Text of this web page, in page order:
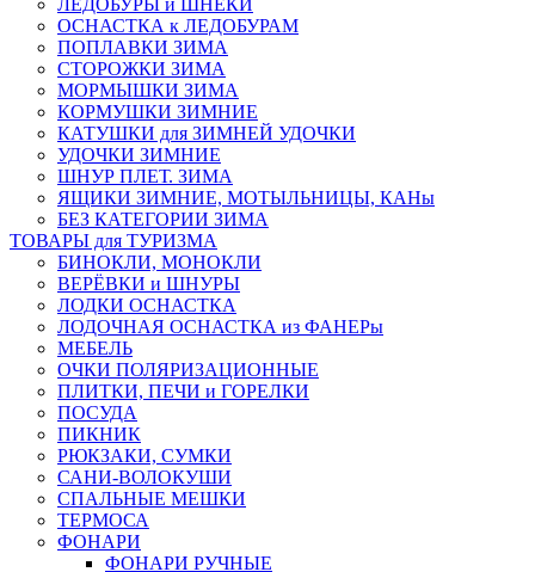
ЛЕДОБУРЫ и ШНЕКИ
ОСНАСТКА к ЛЕДОБУРАМ
ПОПЛАВКИ ЗИМА
СТОРОЖКИ ЗИМА
МОРМЫШКИ ЗИМА
КОРМУШКИ ЗИМНИЕ
КАТУШКИ для ЗИМНЕЙ УДОЧКИ
УДОЧКИ ЗИМНИЕ
ШНУР ПЛЕТ. ЗИМА
ЯЩИКИ ЗИМНИЕ, МОТЫЛЬНИЦЫ, КАНы
БЕЗ КАТЕГОРИИ ЗИМА
ТОВАРЫ для ТУРИЗМА
БИНОКЛИ, МОНОКЛИ
ВЕРЁВКИ и ШНУРЫ
ЛОДКИ ОСНАСТКА
ЛОДОЧНАЯ ОСНАСТКА из ФАНЕРы
МЕБЕЛЬ
ОЧКИ ПОЛЯРИЗАЦИОННЫЕ
ПЛИТКИ, ПЕЧИ и ГОРЕЛКИ
ПОСУДА
ПИКНИК
РЮКЗАКИ, СУМКИ
САНИ-ВОЛОКУШИ
СПАЛЬНЫЕ МЕШКИ
ТЕРМОСА
ФОНАРИ
ФОНАРИ РУЧНЫЕ